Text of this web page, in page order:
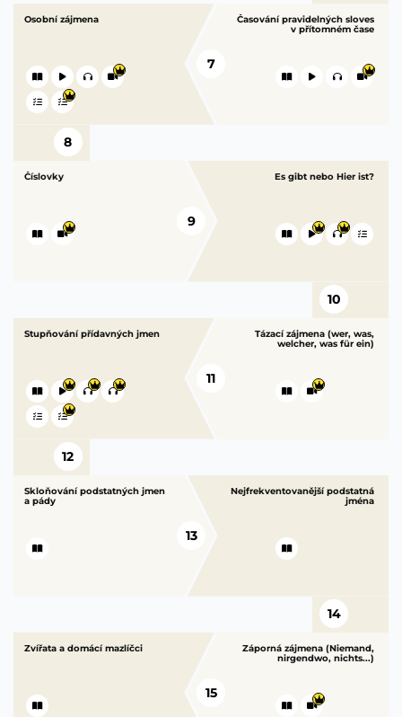
Osobní zájmena
8
Časování pravidelných sloves
v přítomném čase
7
Číslovky
9
Es gibt nebo Hier ist?
10
Stupňování přídavných jmen
12
Tázací zájmena (wer, was,
welcher, was für ein)
11
Skloňování podstatných jmen
a pády
13
Nejfrekventovanější podstatná
jména
14
Zvířata a domácí mazlíčci
Záporná zájmena (Niemand,
nirgendwo, nichts...)
15